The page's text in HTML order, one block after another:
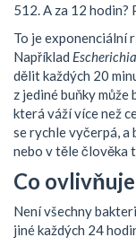
512. A za 12 hodin?
To je exponenciální
Například
dělit každých 20
z jediné buňky
která váží více než
se rychle vyčerpá,
nebo v těle člověka
Co
Není všechny
jiné každých 24